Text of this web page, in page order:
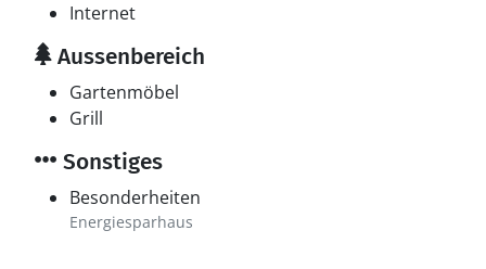
Internet
Aussenbereich
Gartenmöbel
Grill
Sonstiges
Besonderheiten
Energiesparhaus